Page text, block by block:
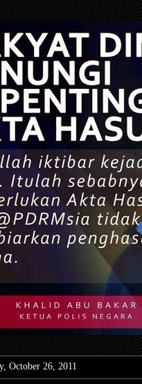
October 26, 2011